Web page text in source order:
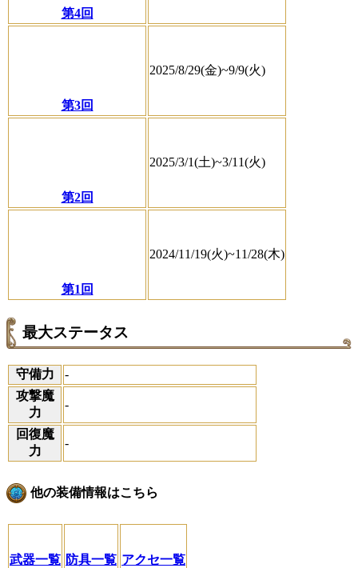
第4回
第3回
2025/8/29(金)~9/9(火)
第2回
2025/3/1(土)~3/11(火)
第1回
2024/11/19(火)~11/28(木)
最大ステータス
守備力
-
攻撃魔
力
-
回復魔
力
-
他の装備情報はこちら
武器一覧 防具一覧 アクセ一覧